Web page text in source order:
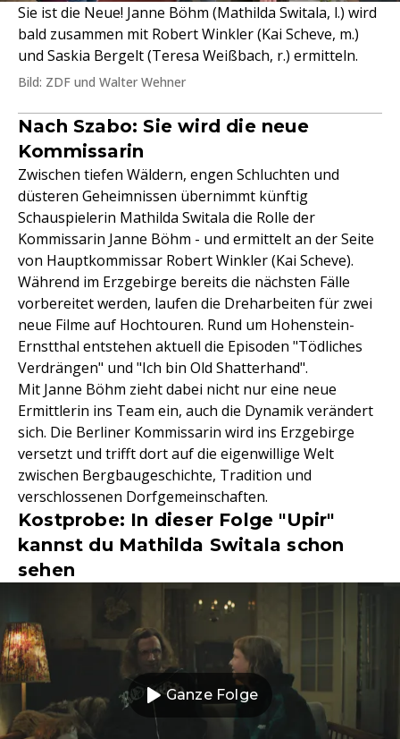
Sie ist die Neue! Janne Böhm (Mathilda Switala, l.) wird
bald zusammen mit Robert Winkler (Kai Scheve, m.)
und Saskia Bergelt (Teresa Weißbach, r.) ermitteln.
Bild: ZDF und Walter Wehner
Nach Szabo: Sie wird die neue
Kommissarin
Zwischen tiefen Wäldern, engen Schluchten und
düsteren Geheimnissen übernimmt künftig
Schauspielerin Mathilda Switala die Rolle der
Kommissarin Janne Böhm - und ermittelt an der Seite
von Hauptkommissar Robert Winkler (Kai Scheve).
Während im Erzgebirge bereits die nächsten Fälle
vorbereitet werden, laufen die Dreharbeiten für zwei
neue Filme auf Hochtouren. Rund um Hohenstein-
Ernstthal entstehen aktuell die Episoden "Tödliches
Verdrängen" und "Ich bin Old Shatterhand".
Mit Janne Böhm zieht dabei nicht nur eine neue
Ermittlerin ins Team ein, auch die Dynamik verändert
sich. Die Berliner Kommissarin wird ins Erzgebirge
versetzt und trifft dort auf die eigenwillige Welt
zwischen Bergbaugeschichte, Tradition und
verschlossenen Dorfgemeinschaften.
Kostprobe: In dieser Folge "Upir"
kannst du Mathilda Switala schon
sehen
Ganze Folge